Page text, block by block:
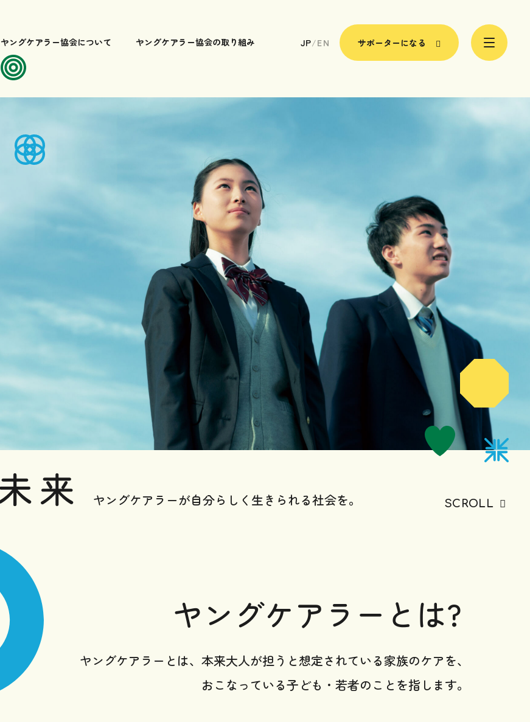
ヤングケアラー協会について ヤングケアラー協会の取り組み JP/EN サポーターになる
ヤングケアラーが自分らしく生きられる社会を。 SCROLL
ヤングケアラーとは?
ヤングケアラーとは、本来大人が担うと想定されている家族のケアを、
おこなっている子ども・若者のことを指します。